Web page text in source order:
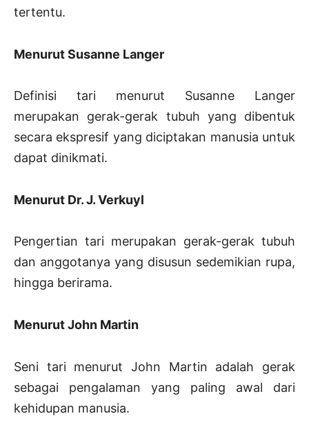
tertentu.
Menurut Susanne Langer
Definisi tari menurut Susanne Langer
merupakan gerak-gerak tubuh yang dibentuk
secara ekspresif yang diciptakan manusia untuk
dapat dinikmati.
Menurut Dr. J. Verkuyl
Pengertian tari merupakan gerak-gerak tubuh
dan anggotanya yang disusun sedemikian rupa,
hingga berirama.
Menurut John Martin
Seni tari menurut John Martin adalah gerak
sebagai pengalaman yang paling awal dari
kehidupan manusia.